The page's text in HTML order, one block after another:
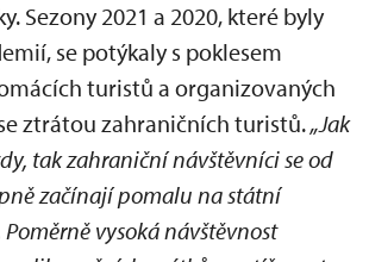
Sezony 2021 a 2020, které byly
se potýkaly s poklesem
turistů a organizovaných
ztrátou zahraničních turistů.„Jak
tak zahraniční návštěvníci se od
začínají pomalu na státní
vysoká návštěvnost